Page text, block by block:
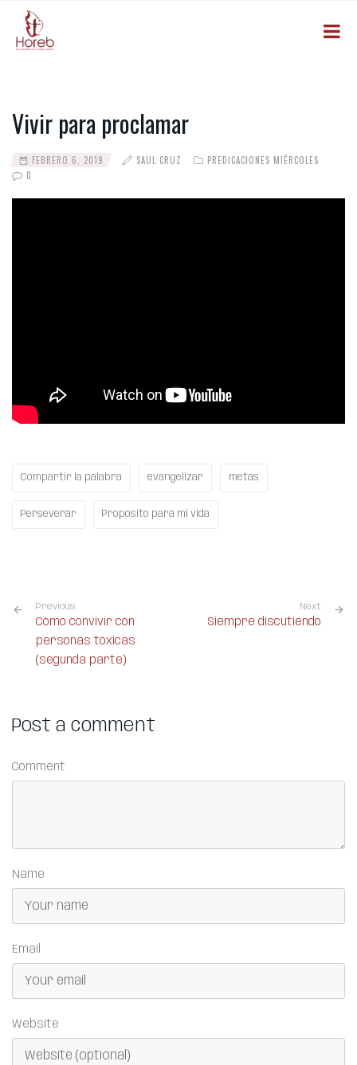
Vivir para proclamar
FEBRERO 6, 2019 SAUL CRUZ
PREDICACIONES MIÉRCOLES
0
Compartir la palabra evangelizar metas
Perseverar Propósito para mi vida
Previous
Cómo convivir con
personas tóxicas
(segunda parte)
Next
Siempre discutiendo
Post a comment
Comment
Name
Email
Website